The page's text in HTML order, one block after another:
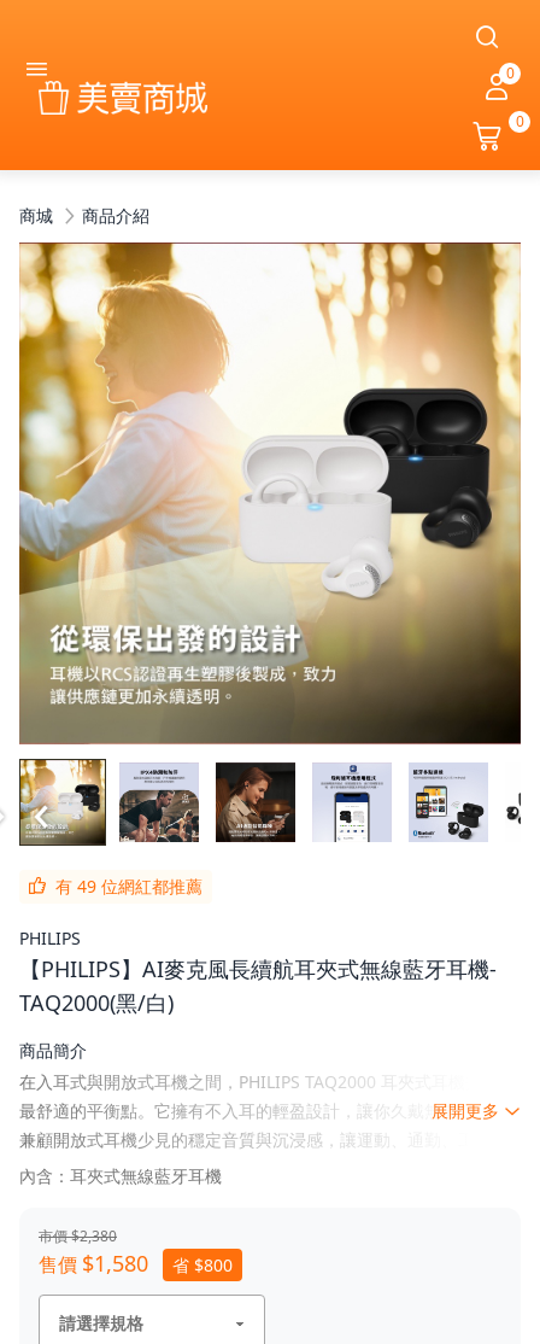
0
0
商城 商品介紹
有 49 位網紅都推薦
PHILIPS
【PHILIPS】AI麥克風長續航耳夾式無線藍牙耳機-
TAQ2000(黑/白)
商品簡介
在入耳式與開放式耳機之間，PHILIPS TAQ2000 耳夾式耳機找到了
最舒適的平衡點。它擁有不入耳的輕盈設計，讓你久戴無痛，同時
兼顧開放式耳機少見的穩定音質與沉浸感，讓運動、通勤、工作時
的每一刻，都能自在聆聽、毫無負擔！
展開更多
內含：耳夾式無線藍牙耳機
市價 $2,380
售價 $1,580 省 $800